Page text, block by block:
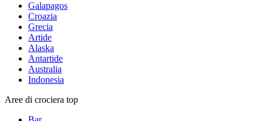
Galapagos
Croazia
Grecia
Artide
Alaska
Antartide
Australia
Indonesia
Aree di crociera top